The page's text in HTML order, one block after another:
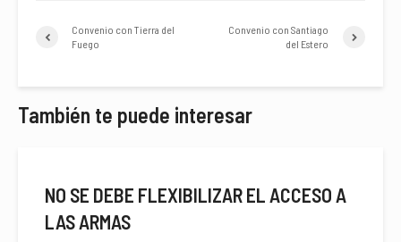
Convenio con Tierra del
Fuego
Convenio con Santiago
del Estero
También te puede interesar
NO SE DEBE FLEXIBILIZAR EL ACCESO A
LAS ARMAS